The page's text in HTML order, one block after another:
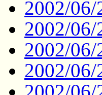
2002/06/
2002/06/
2002/06/
2002/06/